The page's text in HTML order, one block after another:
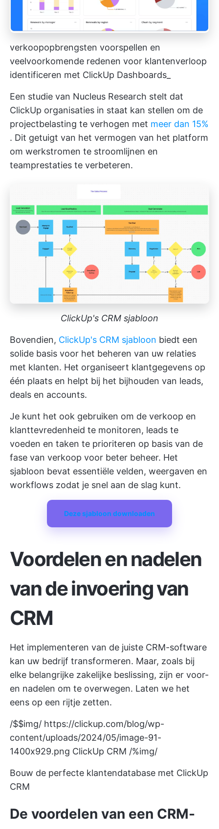
verkoopopbrengsten voorspellen en
veelvoorkomende redenen voor klantenverloop
identificeren met ClickUp Dashboards_
Een studie van Nucleus Research stelt dat
ClickUp organisaties in staat kan stellen om de
projectbelasting te verhogen met meer dan 15%
. Dit getuigt van het vermogen van het platform
om werkstromen te stroomlijnen en
teamprestaties te verbeteren.
ClickUp's CRM sjabloon
Bovendien, ClickUp's CRM sjabloon biedt een
solide basis voor het beheren van uw relaties
met klanten. Het organiseert klantgegevens op
één plaats en helpt bij het bijhouden van leads,
deals en accounts.
Je kunt het ook gebruiken om de verkoop en
klanttevredenheid te monitoren, leads te
voeden en taken te prioriteren op basis van de
fase van verkoop voor beter beheer. Het
sjabloon bevat essentiële velden, weergaven en
workflows zodat je snel aan de slag kunt.
Deze sjabloon downloaden
Voordelen en nadelen
van de invoering van
CRM
Het implementeren van de juiste CRM-software
kan uw bedrijf transformeren. Maar, zoals bij
elke belangrijke zakelijke beslissing, zijn er voor-
en nadelen om te overwegen. Laten we het
eens op een rijtje zetten.
/$$img/ https://clickup.com/blog/wp-
content/uploads/2024/05/image-91-
1400x929.png ClickUp CRM /%img/
Bouw de perfecte klantendatabase met ClickUp
CRM
De voordelen van een CRM-